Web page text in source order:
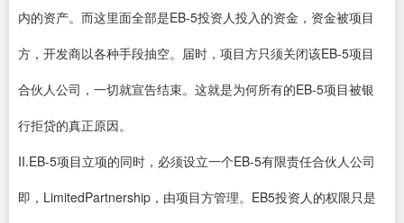
内的资产。而这里面全部是EB-5投资人投入的资金，资金被项目
方，开发商以各种手段抽空。届时，项目方只须关闭该EB-5项目
合伙人公司，一切就宣告结束。这就是为何所有的EB-5项目被银
行拒贷的真正原因。
II.EB-5项目立项的同时，必须设立一个EB-5有限责任合伙人公司
即，LimitedPartnership，由项目方管理。EB5投资人的权限只是